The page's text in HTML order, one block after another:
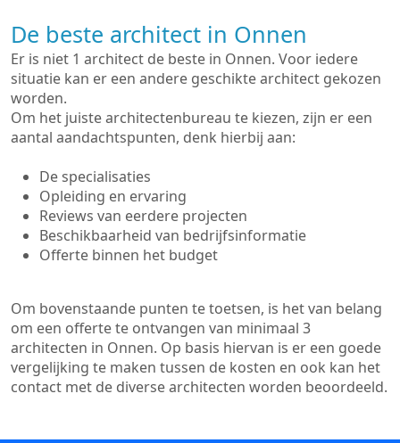
De beste architect in Onnen
Er is niet 1 architect de beste in Onnen. Voor iedere
situatie kan er een andere geschikte architect gekozen
worden.
Om het juiste architectenbureau te kiezen, zijn er een
aantal aandachtspunten, denk hierbij aan:
De specialisaties
Opleiding en ervaring
Reviews van eerdere projecten
Beschikbaarheid van bedrijfsinformatie
Offerte binnen het budget
Om bovenstaande punten te toetsen, is het van belang
om een offerte te ontvangen van minimaal 3
architecten in Onnen. Op basis hiervan is er een goede
vergelijking te maken tussen de kosten en ook kan het
contact met de diverse architecten worden beoordeeld.